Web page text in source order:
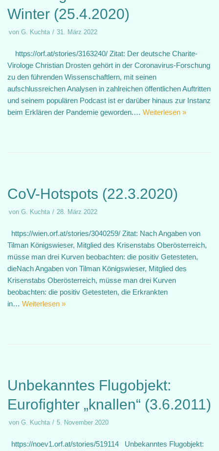
Winter (25.4.2020)
von G. Kuchta 31. März 2022
https://orf.at/stories/3163240/ Zitat: Der deutsche Charite-
Virologe Christian Drosten gehört in der Coronavirus-Forschung
zu den führenden Wissenschaftlern, mit seinen
aufschlussreichen Analysen in zahlreichen öffentlichen Auftritten
und seinem populären Podcast ist er darüber hinaus zur Instanz
beim Erklären der Pandemie geworden.… Weiterlesen »
CoV-Hotspots (22.3.2020)
von G. Kuchta 28. März 2022
https://wien.orf.at/stories/3040259/ Zitat: Nach Angaben von
Tilman Königswieser, Mitglied des Krisenstabs Oberösterreich,
müsse man drei Kurven beobachten: die positiv Getesteten,
dieNach Angaben von Tilman Königswieser, Mitglied des
Krisenstabs Oberösterreich, müsse man drei Kurven
beobachten: die positiv Getesteten, die Erkrankten
in… Weiterlesen »
Unbekanntes Flugobjekt:
Eurofighter „knallen“ (3.6.2011)
von G. Kuchta 5. November 2020
https://noev1.orf.at/stories/519114 Unbekanntes Flugobjekt: